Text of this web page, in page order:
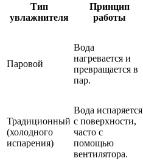
Тип
увлажнителя
Принцип
работы
Паровой
Вода
нагревается и
превращается в
пар.
Традиционный
(холодного
испарения)
Вода испаряется
с поверхности,
часто с
помощью
вентилятора.